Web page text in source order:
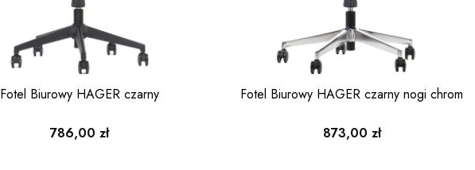
Fotel Biurowy HAGER czarny
Cena
786,00 zł
Fotel Biurowy HAGER czarny nogi chrom
Cena
873,00 zł